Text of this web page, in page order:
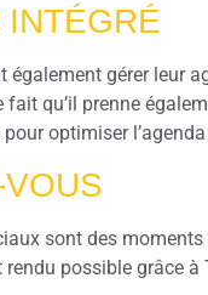
également gérer leur
qu’il prenne
optimiser
sont des
rendu possible grâce à